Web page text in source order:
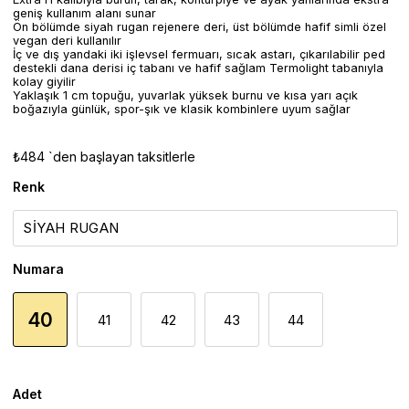
geniş kullanım alanı sunar
Ön bölümde siyah rugan rejenere deri, üst bölümde hafif simli özel
vegan deri kullanılır
İç ve dış yandaki iki işlevsel fermuarı, sıcak astarı, çıkarılabilir ped
destekli dana derisi iç tabanı ve hafif sağlam Termolight tabanıyla
kolay giyilir
Yaklaşık 1 cm topuğu, yuvarlak yüksek burnu ve kısa yarı açık
boğazıyla günlük, spor-şık ve klasik kombinlere uyum sağlar
₺484 `den başlayan taksitlerle
Renk
Numara
40 41 42 43 44
Adet